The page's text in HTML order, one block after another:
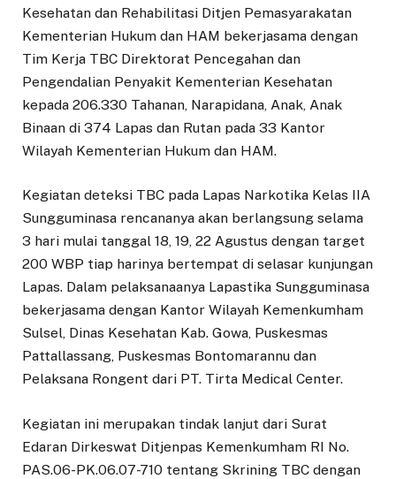
Kesehatan dan Rehabilitasi Ditjen Pemasyarakatan
Kementerian Hukum dan HAM bekerjasama dengan
Tim Kerja TBC Direktorat Pencegahan dan
Pengendalian Penyakit Kementerian Kesehatan
kepada 206.330 Tahanan, Narapidana, Anak, Anak
Binaan di 374 Lapas dan Rutan pada 33 Kantor
Wilayah Kementerian Hukum dan HAM.
Kegiatan deteksi TBC pada Lapas Narkotika Kelas IIA
Sungguminasa rencananya akan berlangsung selama
3 hari mulai tanggal 18, 19, 22 Agustus dengan target
200 WBP tiap harinya bertempat di selasar kunjungan
Lapas. Dalam pelaksanaanya Lapastika Sungguminasa
bekerjasama dengan Kantor Wilayah Kemenkumham
Sulsel, Dinas Kesehatan Kab. Gowa, Puskesmas
Pattallassang, Puskesmas Bontomarannu dan
Pelaksana Rongent dari PT. Tirta Medical Center.
Kegiatan ini merupakan tindak lanjut dari Surat
Edaran Dirkeswat Ditjenpas Kemenkumham RI No.
PAS.06-PK.06.07-710 tentang Skrining TBC dengan